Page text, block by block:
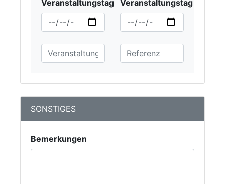
Veranstaltungstag Veranstaltungstag
SONSTIGES
Bemerkungen